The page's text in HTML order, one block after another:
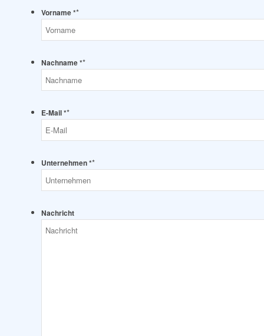
Vorname **
Nachname **
E-Mail **
Unternehmen **
Nachricht